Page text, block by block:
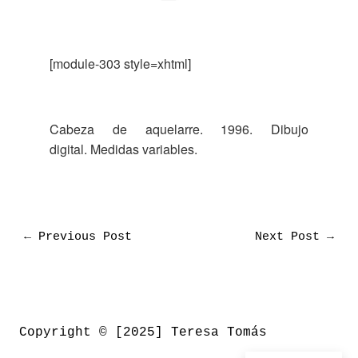
[module-303 style=xhtml]
Cabeza de aquelarre. 1996. Dibujo
digital. Medidas variables.
←Previous Post Next Post→
Copyright © [2025] Teresa Tomás